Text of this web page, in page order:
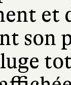
et
son